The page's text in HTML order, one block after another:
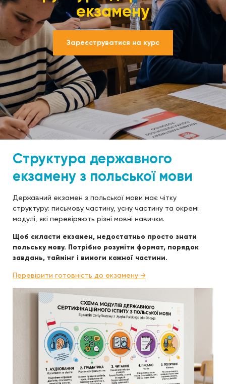
екзамену
Зареєструватися на курс
Структура державного
екзамену з польської мови
Державний екзамен з польської мови має чітку
структуру: письмову частину, усну частину та окремі
модулі, які перевіряють різні мовні навички.
Щоб скласти екзамен, недостатньо просто знати
польську мову. Потрібно розуміти формат, порядок
завдань, таймінг і вимоги кожної частини.
Перевірити готовність до екзамену →